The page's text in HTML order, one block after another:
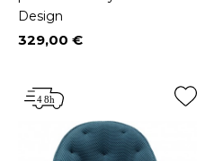
Design
Prix
329,00 €